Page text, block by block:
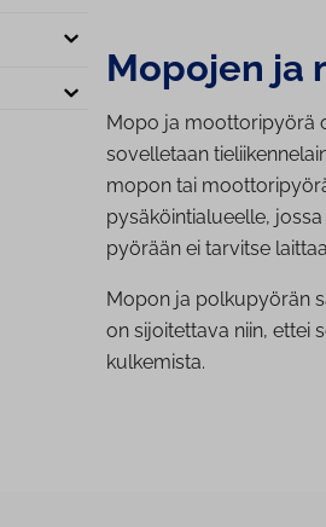
Mopojen ja
Mopo ja moottoripyörä
sovelletaan
mopon tai
pysäköintialueelle,
pyörään ei tarvitse
Mopon ja polkupyörän
on sijoitettava niin, ettei
kulkemista.